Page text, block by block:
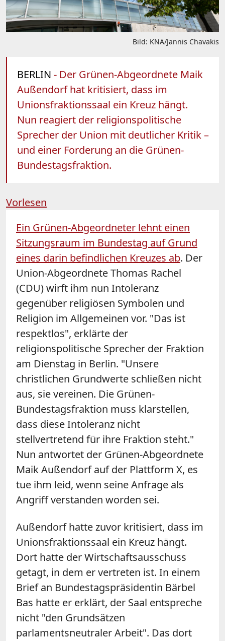
Bild: KNA/Jannis Chavakis
BERLIN - Der Grünen-Abgeordnete Maik
Außendorf hat kritisiert, dass im
Unionsfraktionssaal ein Kreuz hängt.
Nun reagiert der religionspolitische
Sprecher der Union mit deutlicher Kritik –
und einer Forderung an die Grünen-
Bundestagsfraktion.
Vorlesen
Ein Grünen-Abgeordneter lehnt einen
Sitzungsraum im Bundestag auf Grund
eines darin befindlichen Kreuzes ab. Der
Union-Abgeordnete Thomas Rachel
(CDU) wirft ihm nun Intoleranz
gegenüber religiösen Symbolen und
Religion im Allgemeinen vor. "Das ist
respektlos", erklärte der
religionspolitische Sprecher der Fraktion
am Dienstag in Berlin. "Unsere
christlichen Grundwerte schließen nicht
aus, sie vereinen. Die Grünen-
Bundestagsfraktion muss klarstellen,
dass diese Intoleranz nicht
stellvertretend für ihre Fraktion steht."
Nun antwortet der Grünen-Abgeordnete
Maik Außendorf auf der Plattform X, es
tue ihm leid, wenn seine Anfrage als
Angriff verstanden worden sei.
Außendorf hatte zuvor kritisiert, dass im
Unionsfraktionssaal ein Kreuz hängt.
Dort hatte der Wirtschaftsausschuss
getagt, in dem er vertreten ist. In einem
Brief an Bundestagspräsidentin Bärbel
Bas hatte er erklärt, der Saal entspreche
nicht "den Grundsätzen
parlamentsneutraler Arbeit". Das dort